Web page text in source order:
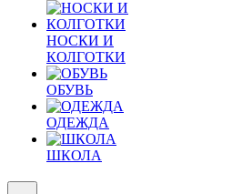
НОСКИ И
КОЛГОТКИ
ОБУВЬ
ОДЕЖДА
ШКОЛА